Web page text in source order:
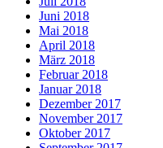
Juni 2018
Mai 2018
April 2018
März 2018
Februar 2018
Januar 2018
Dezember 2017
November 2017
Oktober 2017